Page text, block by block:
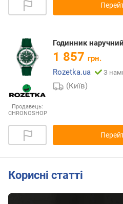
Продавець:
CHRONOSHOP
Годинник
1 857 грн.
Rozetka.ua
З
(Київ)
Корисні статті